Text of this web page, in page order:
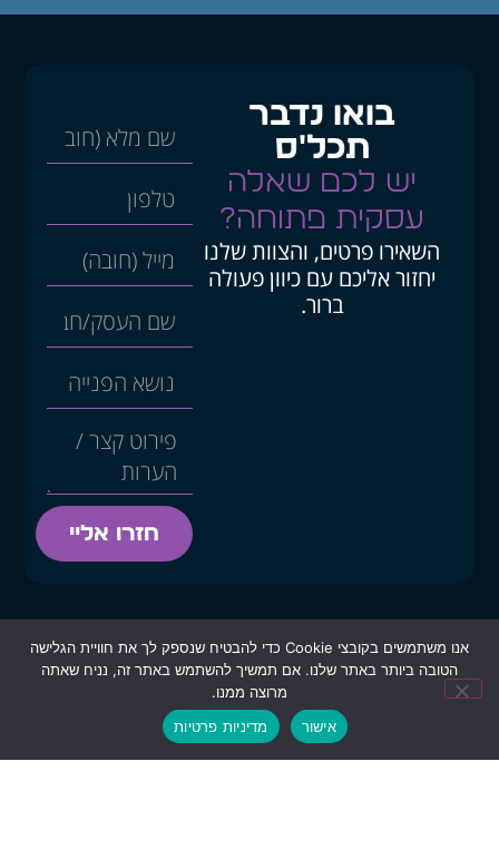
בואו נדבר
תכל'ס
יש לכם שאלה
עסקית פתוחה?
השאירו פרטים, והצוות שלנו
יחזור אליכם עם כיוון פעולה
ברור.
חזרו אליי
office@infotarget.co.il
054-4969359
ראשון-חמישי 9:00-18:00
עקבו אחרינו
אנו משתמשים בקובצי Cookie כדי להבטיח שנספק לך את חוויית הגלישה
הטובה ביותר באתר שלנו. אם תמשיך להשתמש באתר זה, נניח שאתה
מרוצה ממנו.
אישור
מדיניות פרטיות